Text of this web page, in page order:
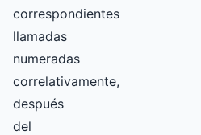
correspondientes
llamadas
numeradas
correlativamente,
después
del